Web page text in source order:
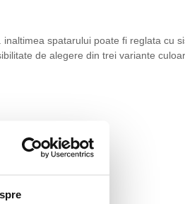
spatarului poate fi reglata cu
de alegere din trei variante